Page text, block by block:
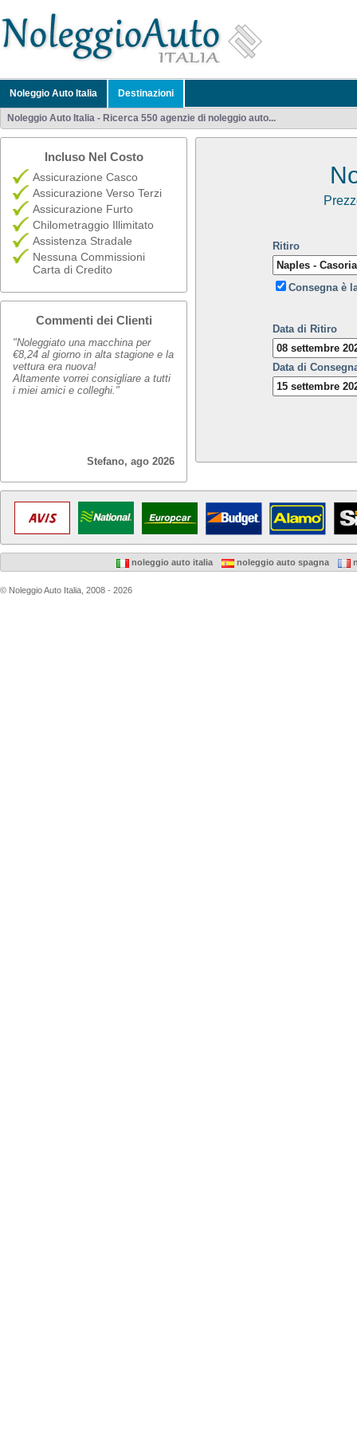
Noleggio Auto Italia Destinazioni
Noleggio Auto Italia - Ricerca 550 agenzie di noleggio auto...
Incluso Nel Costo
Assicurazione Casco
Assicurazione Verso Terzi
Assicurazione Furto
Chilometraggio Illimitato
Assistenza Stradale
Nessuna Commissioni
Carta di Credito
Commenti dei Clienti
"Noleggiato una macchina per
€8,24 al giorno in alta stagione e la
vettura era nuova!
Altamente vorrei consigliare a tutti
i miei amici e colleghi."
Stefano, ago 2026
Ritiro
Consegna è
Data di Ritiro
Data di
noleggio auto italia noleggio auto spagna
© Noleggio Auto Italia, 2008 - 2026